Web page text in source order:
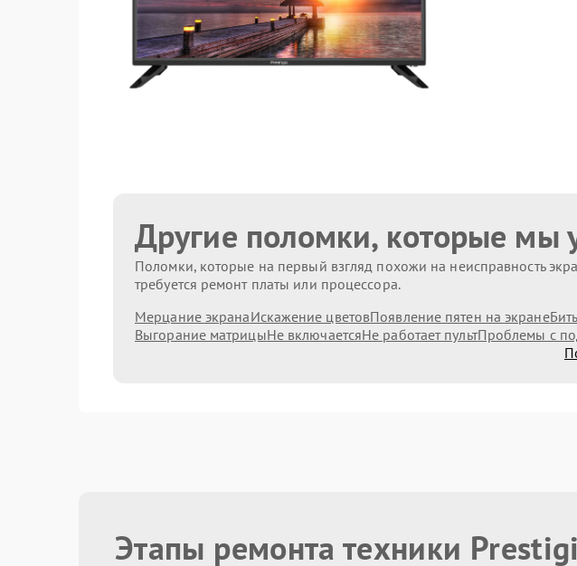
Другие поломки, которые мы
Поломки, которые на первый взгляд похожи на неисправность
требуется ремонт платы или процессора.
Мерцание экранаИскажение цветовПоявление пятен на экране
Выгорание матрицыНе включаетсяНе работает пультПроблемы с
Этапы ремонта техники